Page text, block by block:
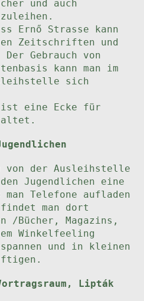
und auch
Ernő Strasse kann
Zeitschriften und
Der Gebrauch von
kann man im
sich
ist eine Ecke für
von der Ausleihstelle
Jugendlichen eine
Telefone aufladen
man dort
/Bücher, Magazins,
Winkelfeeling
und in kleinen
Lipták